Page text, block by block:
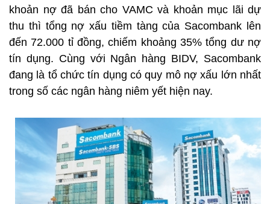
khoản nợ đã bán cho VAMC và khoản mục lãi dự
thu thì tổng nợ xấu tiềm tàng của Sacombank lên
đến 72.000 tỉ đồng, chiếm khoảng 35% tổng dư nợ
tín dụng. Cùng với Ngân hàng BIDV, Sacombank
đang là tổ chức tín dụng có quy mô nợ xấu lớn nhất
trong số các ngân hàng niêm yết hiện nay.